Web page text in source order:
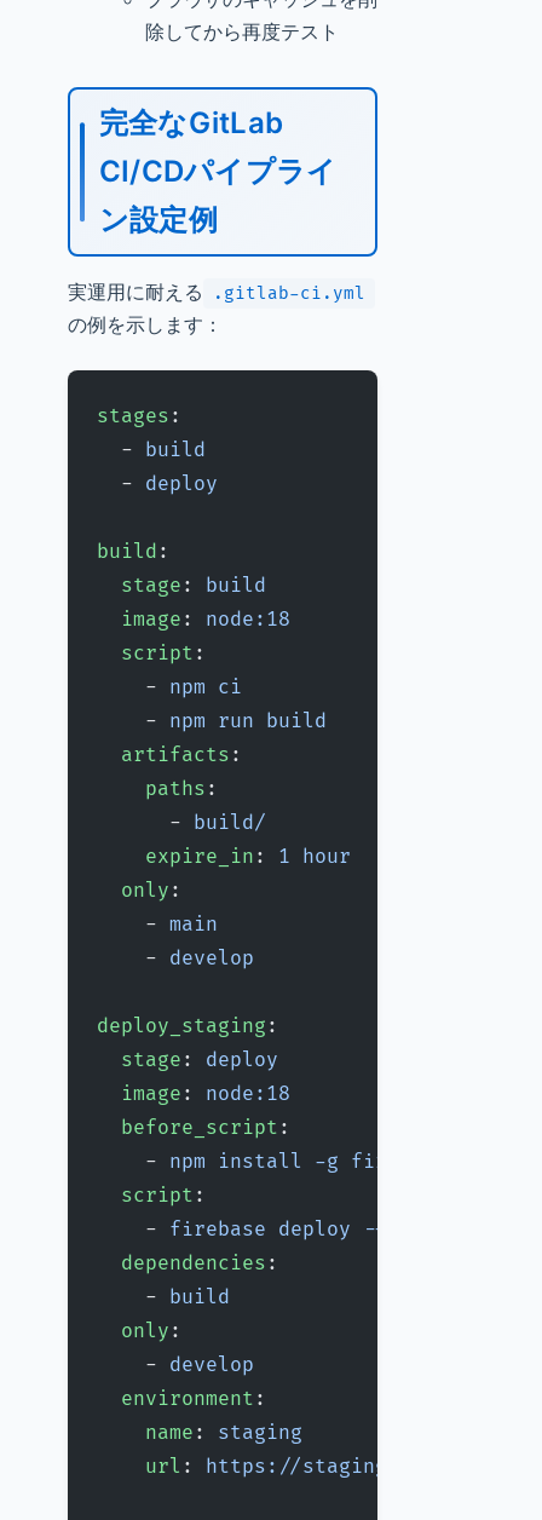
除してから再度テスト
完全なGitLab
CI/CDパイプライ
ン設定例
実運用に耐える .gitlab-ci.yml
の例を示します：
stages :
  -
build
  -
deploy
build :
  stage
: build
  image
: node:18
  script
:
    -
npm ci
    -
npm run build
  artifacts
:
    paths
:
      -
build/
    expire_in
: 1 hour
  only
:
    -
main
    -
develop
deploy_staging :
  stage
: deploy
  image
: node:18
  before_script
:
    -
npm install -g firebase-tools
  script
:
    -
firebase deploy --token
  dependencies
:
    -
build
  only
:
    -
develop
  environment
:
    name
: staging
    url
: https://staging-